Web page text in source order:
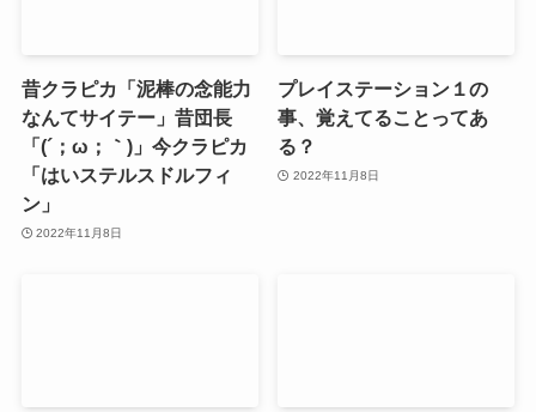
昔クラピカ「泥棒の念能力
なんてサイテー」昔団長
「(´；ω；｀)」今クラピカ
「はいステルスドルフィ
ン」
2022年11月8日
プレイステーション１の
事、覚えてることってあ
る？
2022年11月8日